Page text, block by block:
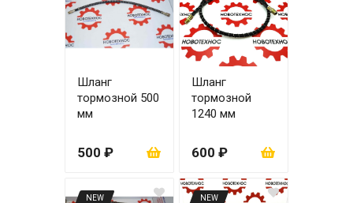
Шланг
тормозной 500
мм
500 ₽
Шланг
тормозной
1240 мм
600 ₽
NEW NEW